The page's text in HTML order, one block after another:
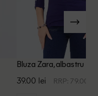
Bluza Zara, albastru
39.00 lei RRP: 79.00 lei